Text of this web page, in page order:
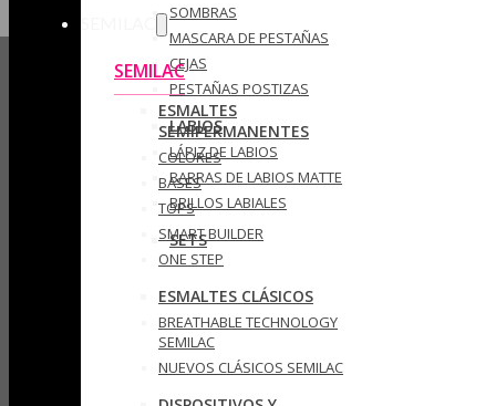
SOMBRAS
MASCARA DE PESTAÑAS
CEJAS
PESTAÑAS POSTIZAS
LABIOS
LÁPIZ DE LABIOS
BARRAS DE LABIOS MATTE
BRILLOS LABIALES
SETS
SEMILAC
ESMALTES
SEMIPERMANENTES
COLORES
BASES
TOPS
SMART BUILDER
ONE STEP
ESMALTES CLÁSICOS
BREATHABLE TECHNOLOGY
SEMILAC
NUEVOS CLÁSICOS SEMILAC